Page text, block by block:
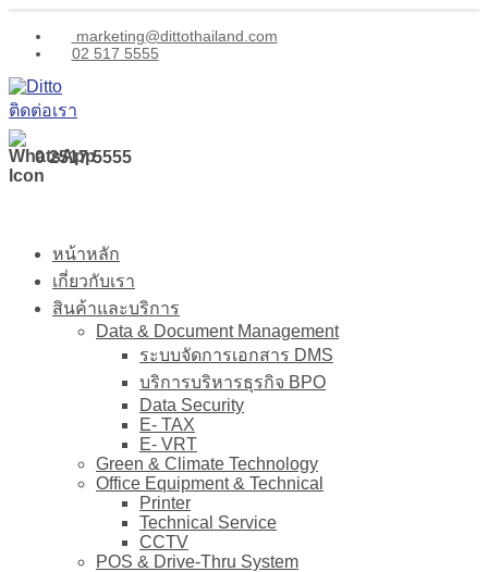
marketing@dittothailand.com
02 517 5555
ติดต่อเรา
0 2517 5555
หน้าหลัก
เกี่ยวกับเรา
สินค้าและบริการ
Data & Document Management
ระบบจัดการเอกสาร DMS
บริการบริหารธุรกิจ BPO
Data Security
E- TAX
E- VRT
Green & Climate Technology
Office Equipment & Technical
Printer
Technical Service
CCTV
POS & Drive-Thru System